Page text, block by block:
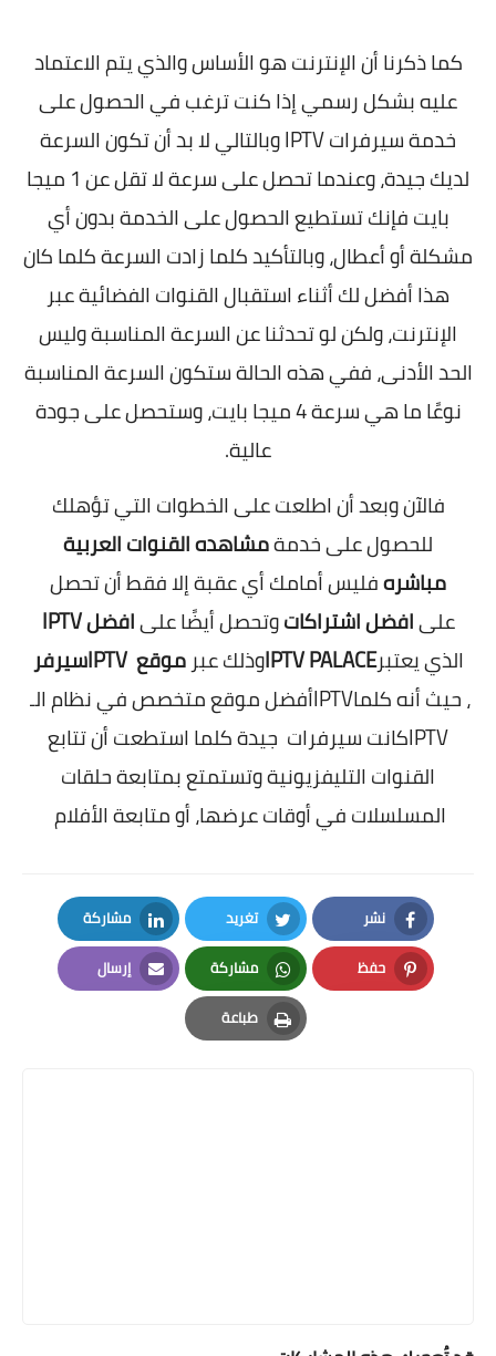
كما ذكرنا أن الإنترنت هو الأساس والذي يتم الاعتماد
عليه بشكل رسمي إذا كنت ترغب في الحصول على
خدمة سيرفراتIPTVوبالتالي لا بد أن تكون السرعة
لديك جيدة، وعندما تحصل على سرعة لا تقل عن 1 ميجا
بايت فإنك تستطيع الحصول على الخدمة بدون أي
مشكلة أو أعطال، وبالتأكيد كلما زادت السرعة كلما كان
هذا أفضل لك أثناء استقبال القنوات الفضائية عبر
الإنترنت، ولكن لو تحدثنا عن السرعة المناسبة وليس
الحد الأدنى، ففي هذه الحالة ستكون السرعة المناسبة
نوعًا ما هي سرعة 4 ميجا بايت، وستحصل على جودة
عالية.
فالآن وبعد أن اطلعت على الخطوات التي تؤهلك
للحصول على خدمةمشاهده القنوات العربية
مباشرهفليس أمامك أي عقبة إلا فقط أن تحصل
علىافضل اشتراكات IPTV وتحصل أيضًا علىافضل
سيرفرIPTV وذلك عبرموقع IPTV PALACEالذي يعتبر
أفضل موقع متخصص في نظام الـIPTV، حيث أنه كلما
كانت سيرفراتIPTV
جيدة كلما استطعت أن تتابع
القنوات التليفزيونية وتستمتع بمتابعة حلقات
المسلسلات في أوقات عرضها، أو متابعة الأفلام
نشر
Facebook
تغريد
Twitter
مشاركة
LinkedIn
حفظ
Pinterest
مشاركة
Whatsapp
إرسال
Email
طباعة
Print